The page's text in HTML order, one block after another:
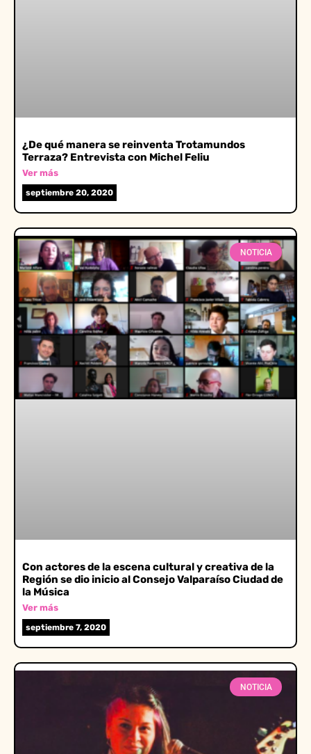
¿De qué manera se reinventa Trotamundos
Terraza? Entrevista con Michel Feliu
Ver más
septiembre 20, 2020
NOTICIA
Con actores de la escena cultural y creativa de la
Región se dio inicio al Consejo Valparaíso Ciudad de
la Música
Ver más
septiembre 7, 2020
NOTICIA